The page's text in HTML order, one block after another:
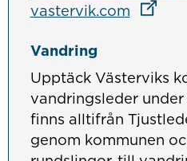
vastervik.comLänk till
Länk till
Länk till
Vandring
Upptäck Västerviks
vandringsleder
finns alltifrån
genom kommunen